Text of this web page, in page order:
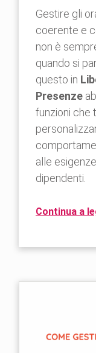
Gestire gli
coerente e
non è
quando si
questo in
Presenze
funzioni che
alle
dipendenti.
Continua a